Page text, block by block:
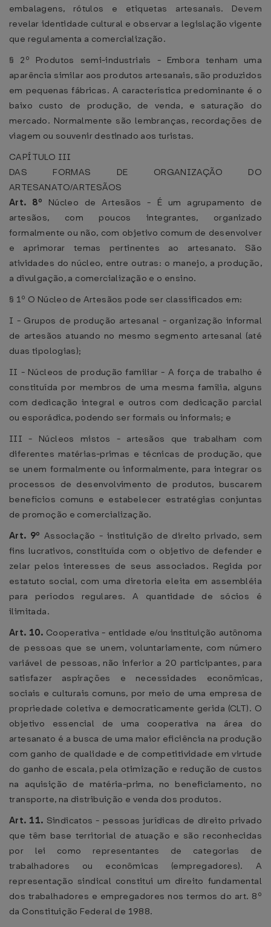
embalagens, rótulos e etiquetas artesanais. Devem
revelar identidade cultural e observar a legislação vigente
que regulamenta a comercialização.
§ 2º Produtos semi-industriais - Embora tenham uma
aparência similar aos produtos artesanais, são produzidos
em pequenas fábricas. A característica predominante é o
baixo custo de produção, de venda, e saturação do
mercado. Normalmente são lembranças, recordações de
viagem ou souvenir destinado aos turistas.
CAPÍTULO III
DAS FORMAS DE ORGANIZAÇÃO DO
ARTESANATO/ARTESÃOS
Art. 8º Núcleo de Artesãos - É um agrupamento de
artesãos, com poucos integrantes, organizado
formalmente ou não, com objetivo comum de desenvolver
e aprimorar temas pertinentes ao artesanato. São
atividades do núcleo, entre outras: o manejo, a produção,
a divulgação, a comercialização e o ensino.
§ 1º O Núcleo de Artesãos pode ser classificados em:
I - Grupos de produção artesanal - organização informal
de artesãos atuando no mesmo segmento artesanal (até
duas tipologias);
II - Núcleos de produção familiar - A força de trabalho é
constituída por membros de uma mesma família, alguns
com dedicação integral e outros com dedicação parcial
ou esporádica, podendo ser formais ou informais; e
III - Núcleos mistos - artesãos que trabalham com
diferentes matérias-primas e técnicas de produção, que
se unem formalmente ou informalmente, para integrar os
processos de desenvolvimento de produtos, buscarem
benefícios comuns e estabelecer estratégias conjuntas
de promoção e comercialização.
Art. 9º Associação - instituição de direito privado, sem
fins lucrativos, constituída com o objetivo de defender e
zelar pelos interesses de seus associados. Regida por
estatuto social, com uma diretoria eleita em assembléia
para períodos regulares. A quantidade de sócios é
ilimitada.
Art. 10. Cooperativa - entidade e/ou instituição autônoma
de pessoas que se unem, voluntariamente, com número
variável de pessoas, não inferior a 20 participantes, para
satisfazer aspirações e necessidades econômicas,
sociais e culturais comuns, por meio de uma empresa de
propriedade coletiva e democraticamente gerida (CLT). O
objetivo essencial de uma cooperativa na área do
artesanato é a busca de uma maior eficiência na produção
com ganho de qualidade e de competitividade em virtude
do ganho de escala, pela otimização e redução de custos
na aquisição de matéria-prima, no beneficiamento, no
transporte, na distribuição e venda dos produtos.
Art. 11. Sindicatos - pessoas jurídicas de direito privado
que têm base territorial de atuação e são reconhecidas
por lei como representantes de categorias de
trabalhadores ou econômicas (empregadores). A
representação sindical constitui um direito fundamental
dos trabalhadores e empregadores nos termos do art. 8º
da Constituição Federal de 1988.